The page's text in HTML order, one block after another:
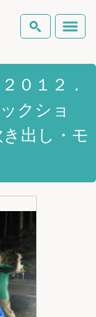
検索
詳細検索
０１２．
クショ
出し・モ